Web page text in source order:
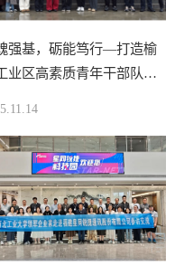
强基，砺能笃行—打造榆
业区高素质青年干部队伍